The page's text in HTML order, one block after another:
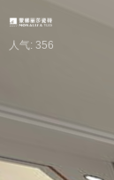
人气: 356